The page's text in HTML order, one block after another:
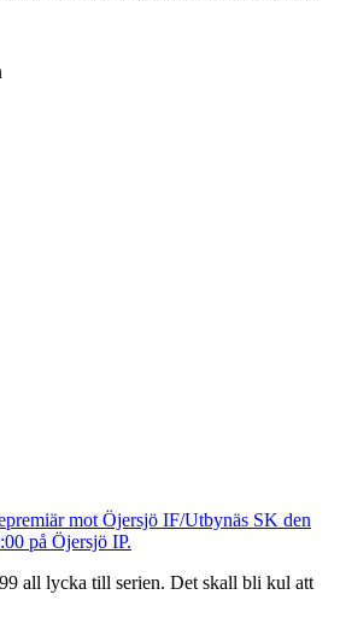
mot Öjersjö IF/Utbynäs SK den
på Öjersjö IP.
all lycka till serien. Det skall bli kul att